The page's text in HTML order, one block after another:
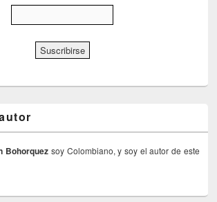
Bohorquez soy Colombiano, y soy el autor de este